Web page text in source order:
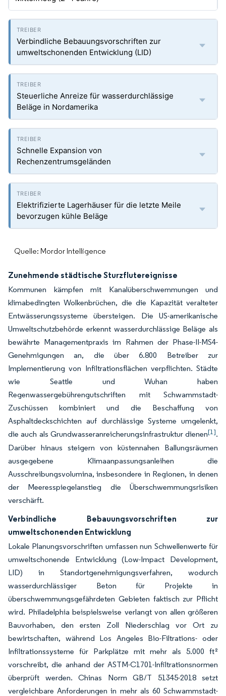
Verbindliche Bebauungsvorschriften zur
umweltschonenden Entwicklung (LID)
Steuerliche Anreize für wasserdurchlässige
Beläge in Nordamerika
Schnelle Expansion von
Rechenzentrumsgeländen
Elektrifizierte Lagerhäuser für die letzte Meile
bevorzugen kühle Beläge
Quelle: Mordor Intelligence
Zunehmende städtische Sturzflutereignisse
Kommunen kämpfen mit Kanalüberschwemmungen und
klimabedingten Wolkenbrüchen, die die Kapazität veralteter
Entwässerungssysteme übersteigen. Die US-amerikanische
Umweltschutzbehörde erkennt wasserdurchlässige Beläge als
bewährte Managementpraxis im Rahmen der Phase-II-MS4-
Genehmigungen an, die über 6.800 Betreiber zur
Implementierung von Infiltrationsflächen verpflichten. Städte
wie Seattle und Wuhan haben
Regenwassergebührengutschriften mit Schwammstadt-
Zuschüssen kombiniert und die Beschaffung von
Asphaltdeckschichten auf durchlässige Systeme umgelenkt,
die auch als Grundwasseranreicherungsinfrastruktur dienen[1].
Darüber hinaus steigern von küstennahen Ballungsräumen
ausgegebene Klimaanpassungsanleihen die
Ausschreibungsvolumina, insbesondere in Regionen, in denen
der Meeresspiegelanstieg die Überschwemmungsrisiken
verschärft.
Verbindliche Bebauungsvorschriften zur
umweltschonenden Entwicklung
Lokale Planungsvorschriften umfassen nun Schwellenwerte für
umweltschonende Entwicklung (Low-Impact Development,
LID) in Standortgenehmigungsverfahren, wodurch
wasserdurchlässiger Beton für Projekte in
überschwemmungsgefährdeten Gebieten faktisch zur Pflicht
wird. Philadelphia beispielsweise verlangt von allen größeren
Bauvorhaben, den ersten Zoll Niederschlag vor Ort zu
bewirtschaften, während Los Angeles Bio-Filtrations- oder
Infiltrationssysteme für Parkplätze mit mehr als 5.000 ft²
vorschreibt, die anhand der ASTM-C1701-Infiltrationsnormen
überprüft werden. Chinas Norm GB/T 51345-2018 setzt
vergleichbare Anforderungen in mehr als 60 Schwammstadt-